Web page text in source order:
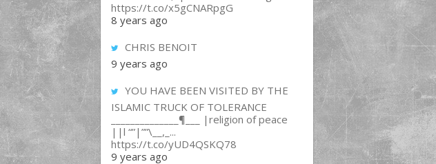
https://t.co/x5gCNARpgG
8 years ago
CHRIS BENOIT
9 years ago
YOU HAVE BEEN VISITED BY THE
ISLAMIC TRUCK OF TOLERANCE
______________¶___ |religion of peace
||l “”|””\__,_...
https://t.co/yUD4QSKQ78
9 years ago